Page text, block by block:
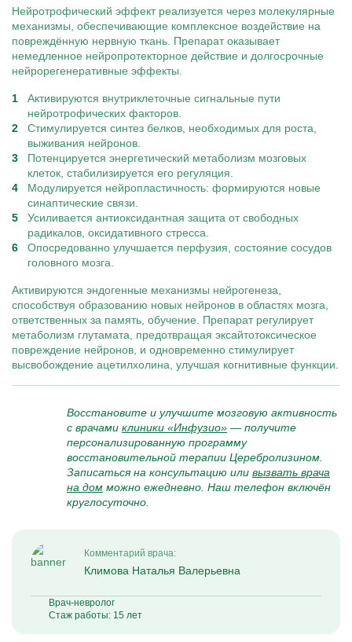
Нейротрофический эффект реализуется через молекулярные
механизмы, обеспечивающие комплексное воздействие на
повреждённую нервную ткань. Препарат оказывает
немедленное нейропротекторное действие и долгосрочные
нейрорегенеративные эффекты.
Активируются внутриклеточные сигнальные пути
нейротрофических факторов.
Стимулируется синтез белков, необходимых для роста,
выживания нейронов.
Потенцируется энергетический метаболизм мозговых
клеток, стабилизируется его регуляция.
Модулируется нейропластичность: формируются новые
синаптические связи.
Усиливается антиоксидантная защита от свободных
радикалов, оксидативного стресса.
Опосредованно улучшается перфузия, состояние сосудов
головного мозга.
Активируются эндогенные механизмы нейрогенеза,
способствуя образованию новых нейронов в областях мозга,
ответственных за память, обучение. Препарат регулирует
метаболизм глутамата, предотвращая эксайтотоксическое
повреждение нейронов, и одновременно стимулирует
высвобождение ацетилхолина, улучшая когнитивные функции.
Восстановите и улучшите мозговую активность
с врачами клиники «Инфузио» — получите
персонализированную программу
восстановительной терапии Церебролизином.
Записаться на консультацию или вызвать врача
на дом можно ежедневно. Наш телефон включён
круглосуточно.
Комментарий врача:
Климова Наталья Валерьевна
Врач-невролог
Стаж работы: 15 лет